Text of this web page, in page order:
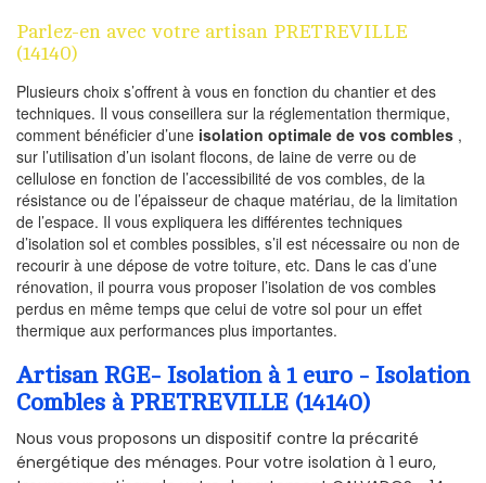
Parlez-en avec votre artisan PRETREVILLE
(14140)
Plusieurs choix s’offrent à vous en fonction du chantier et des
techniques. Il vous conseillera sur la réglementation thermique,
comment bénéficier d’une isolation optimale de vos combles ,
sur l’utilisation d’un isolant flocons, de laine de verre ou de
cellulose en fonction de l’accessibilité de vos combles, de la
résistance ou de l’épaisseur de chaque matériau, de la limitation
de l’espace. Il vous expliquera les différentes techniques
d’isolation sol et combles possibles, s’il est nécessaire ou non de
recourir à une dépose de votre toiture, etc. Dans le cas d’une
rénovation, il pourra vous proposer l’isolation de vos combles
perdus en même temps que celui de votre sol pour un effet
thermique aux performances plus importantes.
Artisan RGE- Isolation à 1 euro - Isolation
Combles à PRETREVILLE (14140)
Nous vous proposons un dispositif contre la précarité
énergétique des ménages. Pour votre isolation à 1 euro,